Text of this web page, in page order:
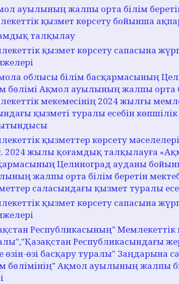
ауылының жалпы орта білім
қызмет көрсету бойынша
талқылау
қызмет көрсету сапасына
облысы білім басқармасының
бөлімі Ақмол ауылының жалпы орта
мекемесінің 2024 жылғы
қызметі туралы есебін
қызметтер көрсету
2024 жылы қоғамдық талқылауға
Целиноград ауданы
жалпы орта білім беретін
саласындағы қызмет туралы
қызмет көрсету сапасына
Республикасының" Мемлекеттік
Республикасындағы
өзін-өзі басқару туралы" Заңдарына
бөлімінің" Ақмол ауылының жалпы